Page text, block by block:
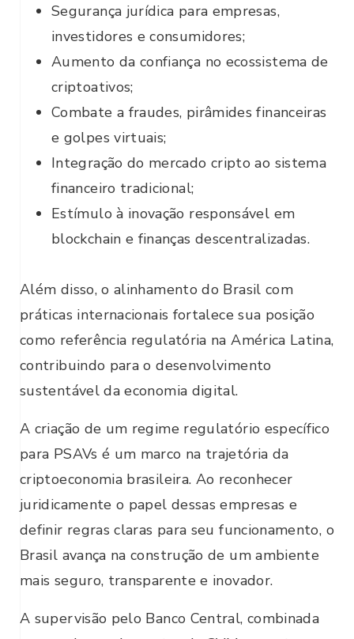
Segurança jurídica para empresas,
investidores e consumidores;
Aumento da confiança no ecossistema de
criptoativos;
Combate a fraudes, pirâmides financeiras
e golpes virtuais;
Integração do mercado cripto ao sistema
financeiro tradicional;
Estímulo à inovação responsável em
blockchain e finanças descentralizadas.
Além disso, o alinhamento do Brasil com
práticas internacionais fortalece sua posição
como referência regulatória na América Latina,
contribuindo para o desenvolvimento
sustentável da economia digital.
A criação de um regime regulatório específico
para PSAVs é um marco na trajetória da
criptoeconomia brasileira. Ao reconhecer
juridicamente o papel dessas empresas e
definir regras claras para seu funcionamento, o
Brasil avança na construção de um ambiente
mais seguro, transparente e inovador.
A supervisão pelo Banco Central, combinada